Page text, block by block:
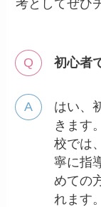
考としてぜひ
初心者
はい、
きます
校では
寧に指
めての
れます。